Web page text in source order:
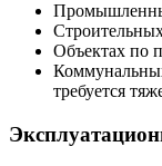
Объектах по
требуется